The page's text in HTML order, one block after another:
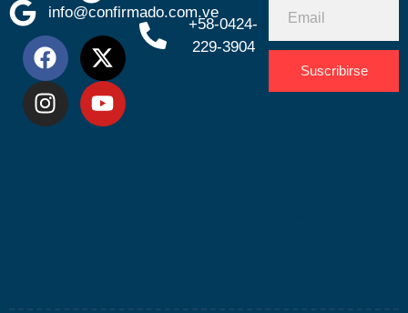
info@confirmado.com.ve
+58-0424-
229-3904
Suscribirse